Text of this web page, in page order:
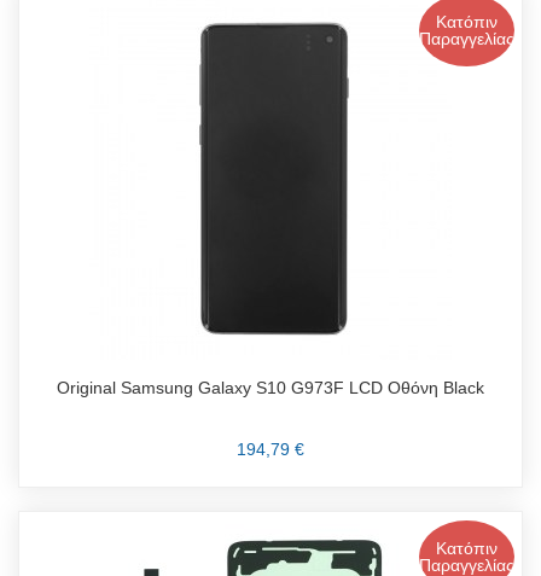
Κατόπιν
Παραγγελίας
Original Samsung Galaxy S10 G973F LCD Οθόνη Black
194,79 €
Κατόπιν
Παραγγελίας